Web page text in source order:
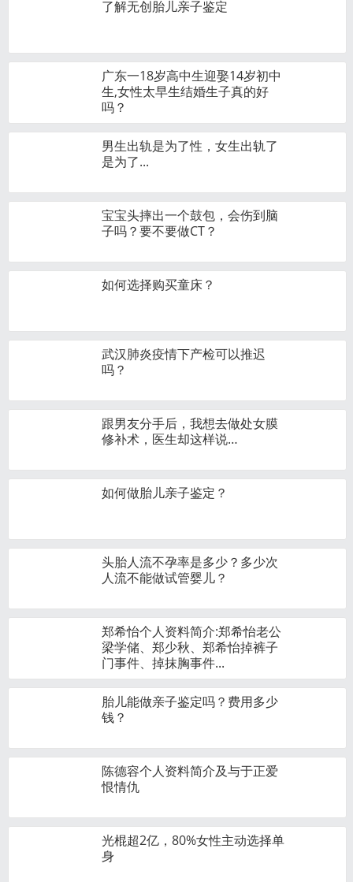
了解无创胎儿亲子鉴定
广东一18岁高中生迎娶14岁初中
生,女性太早生结婚生子真的好
吗？
男生出轨是为了性，女生出轨了
是为了...
宝宝头摔出一个鼓包，会伤到脑
子吗？要不要做CT？
如何选择购买童床？
武汉肺炎疫情下产检可以推迟
吗？
跟男友分手后，我想去做处女膜
修补术，医生却这样说…
如何做胎儿亲子鉴定？
头胎人流不孕率是多少？多少次
人流不能做试管婴儿？
郑希怡个人资料简介:郑希怡老公
梁学储、郑少秋、郑希怡掉裤子
门事件、掉抹胸事件...
胎儿能做亲子鉴定吗？费用多少
钱？
陈德容个人资料简介及与于正爱
恨情仇
光棍超2亿，80%女性主动选择单
身